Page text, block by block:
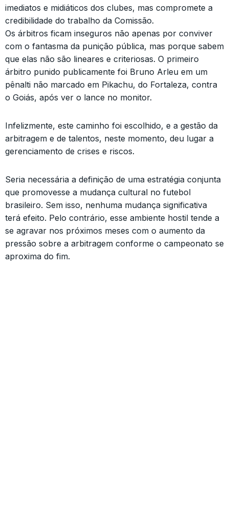
imediatos e midiáticos dos clubes, mas compromete a
credibilidade do trabalho da Comissão.
Os árbitros ficam inseguros não apenas por conviver
com o fantasma da punição pública, mas porque sabem
que elas não são lineares e criteriosas. O primeiro
árbitro punido publicamente foi Bruno Arleu em um
pênalti não marcado em Pikachu, do Fortaleza, contra
o Goiás, após ver o lance no monitor.
Infelizmente, este caminho foi escolhido, e a gestão da
arbitragem e de talentos, neste momento, deu lugar a
gerenciamento de crises e riscos.
Seria necessária a definição de uma estratégia conjunta
que promovesse a mudança cultural no futebol
brasileiro. Sem isso, nenhuma mudança significativa
terá efeito. Pelo contrário, esse ambiente hostil tende a
se agravar nos próximos meses com o aumento da
pressão sobre a arbitragem conforme o campeonato se
aproxima do fim.